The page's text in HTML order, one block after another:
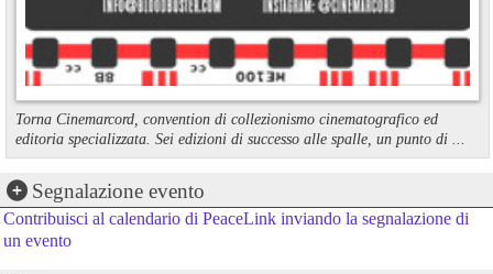
Torna Cinemarcord, convention di collezionismo cinematografico ed
editoria specializzata. Sei edizioni di successo alle spalle, un punto di ...
Segnalazione evento
Contribuisci al calendario di PeaceLink inviando la segnalazione di
un evento